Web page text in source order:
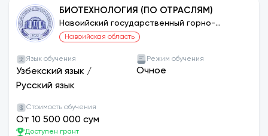
БИОТЕХНОЛОГИЯ (ПО ОТРАСЛЯМ)
Навоийский государственный горно-
технологический университет
Навоийская область
Язык обучения
Узбекский язык /
Русский язык
Режим обучения
Очное
Стоимость обучения
От 10 500 000 сум
Доступен грант